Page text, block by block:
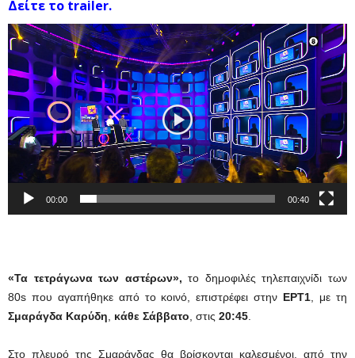
Δείτε το trailer.
Πρόγραμμα
Αναπαραγωγής
Βίντεο
00:00 00:40
«Τα τετράγωνα των αστέρων», το δημοφιλές τηλεπαιχνίδι των
80s που αγαπήθηκε από το κοινό, επιστρέφει στην ΕΡΤ1, με τη
Σμαράγδα Καρύδη, κάθε Σάββατο, στις 20:45.
Στο πλευρό της Σμαράγδας θα βρίσκονται καλεσμένοι, από την